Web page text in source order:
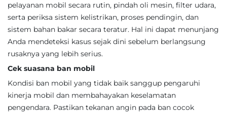
pelayanan mobil secara rutin, pindah oli mesin, filter udara,
serta periksa sistem kelistrikan, proses pendingin, dan
sistem bahan bakar secara teratur. Hal ini dapat menunjang
Anda mendeteksi kasus sejak dini sebelum berlangsung
rusaknya yang lebih serius.
Cek suasana ban mobil
Kondisi ban mobil yang tidak baik sanggup pengaruhi
kinerja mobil dan membahayakan keselamatan
pengendara. Pastikan tekanan angin pada ban cocok